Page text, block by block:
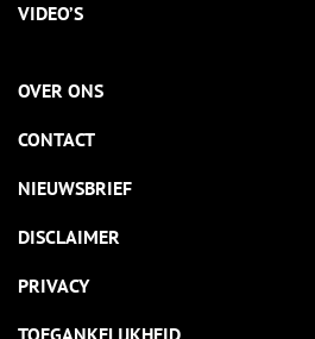
VIDEO’S
OVER ONS
CONTACT
NIEUWSBRIEF
DISCLAIMER
PRIVACY